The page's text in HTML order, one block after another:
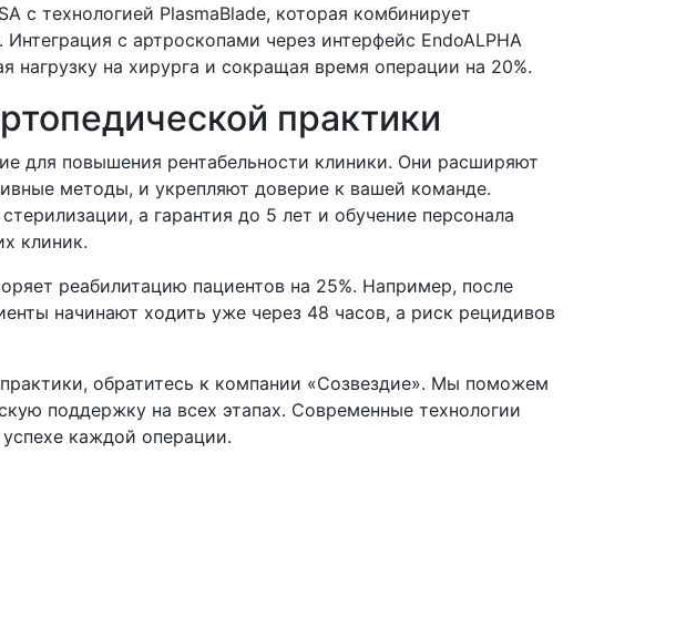
с технологией PlasmaBlade, которая комбинирует
с артроскопами через интерфейс EndoALPHA
нагрузку на хирурга и сокращая время операции на 20%.
практики
для повышения рентабельности клиники. Они расширяют
методы, и укрепляют доверие к вашей команде.
а гарантия до 5 лет и обучение персонала
клиник.
реабилитацию пациентов на 25%. Например, после
начинают ходить уже через 48 часов, а риск рецидивов
обратитесь к компании «Созвездие». Мы поможем
поддержку на всех этапах. Современные технологии
каждой операции.